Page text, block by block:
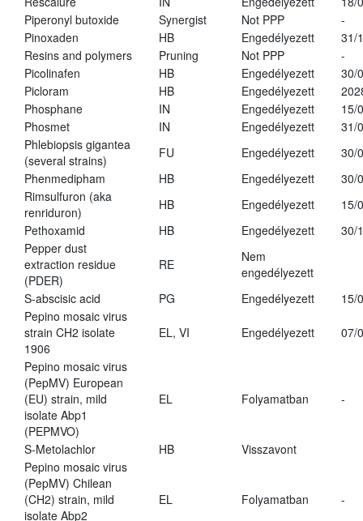
Piperonyl butoxide
Synergist Not PPP
-
Pinoxaden
HB Engedélyezett
31/
Resins and polymers
Pruning Not PPP
-
Picolinafen
HB Engedélyezett
30/
Picloram
HB Engedélyezett
Phosphane
IN Engedélyezett
15/
Phosmet
IN Engedélyezett
31/
Phlebiopsis gigantea
(several strains)
FU Engedélyezett
30/
Phenmedipham
HB Engedélyezett
30/
Rimsulfuron (aka
renriduron)
HB Engedélyezett
15/
Pethoxamid
HB Engedélyezett
30/
Pepper dust
extraction residue
(PDER)
RE
Nem
engedélyezett
S-abscisic acid
PG Engedélyezett
15/
Pepino mosaic virus
strain CH2 isolate
1906
EL, VI Engedélyezett 07/
Pepino mosaic virus
(PepMV) European
(EU) strain, mild
isolate Abp1
(PEPMVO)
EL Folyamatban -
S-Metolachlor HB
Visszavont
Pepino mosaic virus
(PepMV) Chilean
(CH2) strain, mild
isolate Abp2
EL Folyamatban -